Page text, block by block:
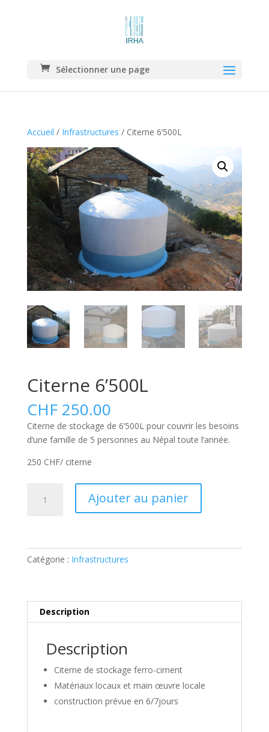
Sélectionner une page
Accueil / Infrastructures / Citerne 6’500L
Citerne 6’500L
CHF250.00
Citerne de stockage de 6’500L pour couvrir les besoins
d’une famille de 5 personnes au Népal toute l’année.
250 CHF/ citerne
Ajouter au panier
r
i
Catégorie : Infrastructures
Description
Description
Citerne de stockage ferro-ciment
Matériaux locaux et main œuvre locale
construction prévue en 6/7jours